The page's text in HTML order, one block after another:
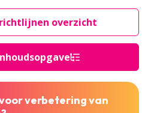
overzicht
verbetering van